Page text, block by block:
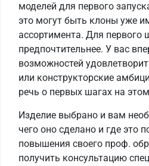
моделей для первого
это могут быть клоны уже
ассортимента. Для первого
предпочтительнее. У вас
возможностей
или конструкторские
речь о первых шагах на
Изделие выбрано и вам
чего оно сделано и где это
повышения своего проф.
получить консультацию